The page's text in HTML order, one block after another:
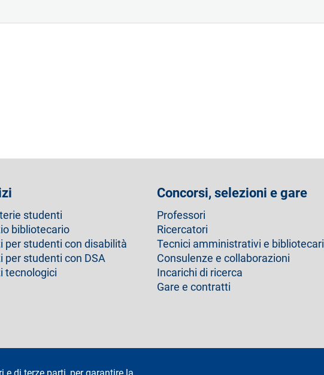
studenti
bibliotecario
per studenti con disabilità
per studenti con DSA
tecnologici
Concorsi, selezioni e gare
Professori
Ricercatori
Tecnici amministrativi e bibliotecari
Consulenze e collaborazioni
Incarichi di ricerca
Gare e contratti